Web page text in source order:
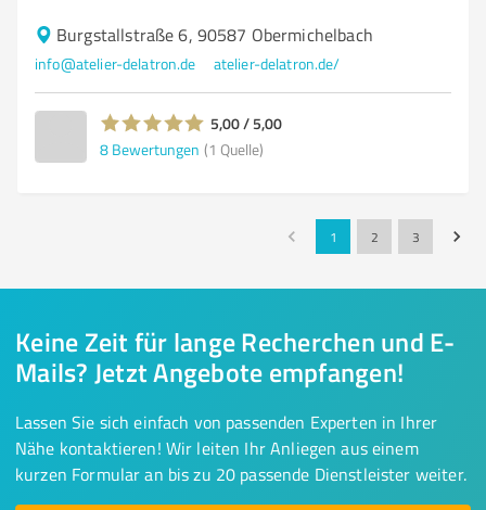
Burgstallstraße 6, 90587 Obermichelbach
info@atelier-delatron.de atelier-delatron.de/
5,00 / 5,00
8 Bewertungen (1 Quelle)
1 2 3
Keine Zeit für lange Recherchen und E-
Mails? Jetzt Angebote empfangen!
Lassen Sie sich einfach von passenden Experten in Ihrer
Nähe kontaktieren! Wir leiten Ihr Anliegen aus einem
kurzen Formular an bis zu 20 passende Dienstleister weiter.